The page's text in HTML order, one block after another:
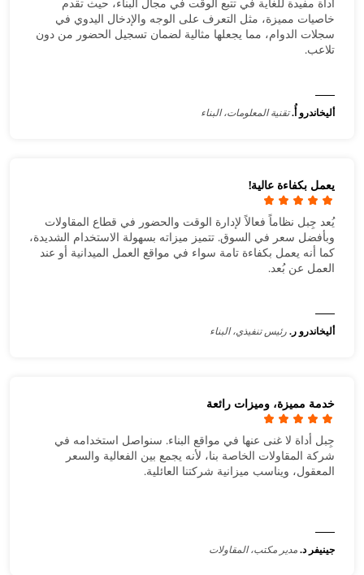
أداة مفيدة للغاية في تتبع الوقت في مجال البناء، حيث تقدم
خاصيات مميزة، مثل التعرف على الوجه والإدخال اليدوي في
سجلات الدوام، مما يجعلها مثالية لضمان تسجيل الحضور من دون
تلاعب.
أليخاندرو أُ.تقنية المعلومات، البناء
يعمل بكفاءة عالية!
يُعد جِبل نظاماً فعالاً لإدارة الوقت والحضور في قطاع المقاولات
وبأفضل سعر في السوق. تتميز ميزاته بسهولة الاستخدام الشديدة،
كما أنه يعمل بكفاءة تامة سواء في مواقع العمل الميدانية أو عند
العمل عن بُعد.
أليخاندرو ر.رئيس تنفيذي، البناء
خدمة مميزة، وميزات رائعة
جِبل أداة لا غنى عنها في مواقع البناء. سنواصل استخدامه في
شركة المقاولات الخاصة بنا، لأنه يجمع بين الفعالية والسعر
المعقول، ويناسب ميزانية شركتنا العائلية.
جينيفر د.مدير مكتب، المقاولات